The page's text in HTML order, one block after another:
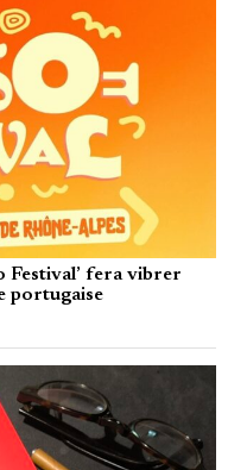
Festival’ fera vibrer
portugaise